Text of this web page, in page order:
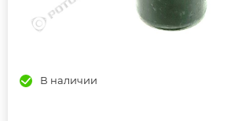
В наличии